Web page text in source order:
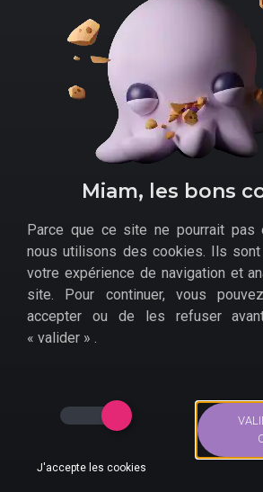
Quels bons plans
Hollow Knight sur
Switch en ce
Comment profiter desbons plans
Hollow Knight?
Amazon
Cdiscount
Just For Games
Miam, les bons
Parce que ce site ne pourrait pas
nous utilisons des cookies. Ils
votre expérience de navigation et
site. Pour continuer, vous
accepter ou de les refuser
« valider » .
J'accepte les cookies